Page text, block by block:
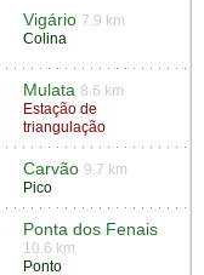
Vigário 7.9 km
Colina
Mulata 8.6 km
Estação de
triangulação
Carvão 9.7 km
Pico
Ponta dos Fenais
10.6 km
Ponto